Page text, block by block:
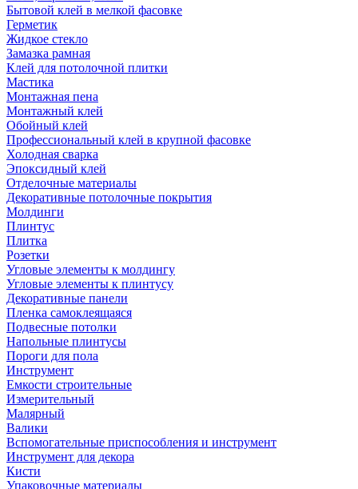
Бытовой клей в мелкой фасовке
Герметик
Жидкое стекло
Замазка рамная
Клей для потолочной плитки
Мастика
Монтажная пена
Монтажный клей
Обойный клей
Профессиональный клей в крупной фасовке
Холодная сварка
Эпоксидный клей
Отделочные материалы
Декоративные потолочные покрытия
Молдинги
Плинтус
Плитка
Розетки
Угловые элементы к молдингу
Угловые элементы к плинтусу
Декоративные панели
Пленка самоклеящаяся
Подвесные потолки
Напольные плинтусы
Пороги для пола
Инструмент
Емкости строительные
Измерительный
Малярный
Валики
Вспомогательные приспособления и инструмент
Инструмент для декора
Кисти
Упаковочные материалы